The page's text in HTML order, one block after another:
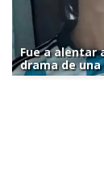
Fue a alentar
drama de